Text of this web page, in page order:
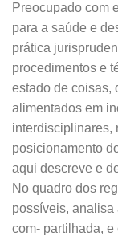
Preocupado com
para a saúde e
prática
procedimentos e
estado de coisas,
alimentados em
interdisciplinares,
posicionamento
aqui descreve e
No quadro dos
possíveis, analisa
com- partilhada, e